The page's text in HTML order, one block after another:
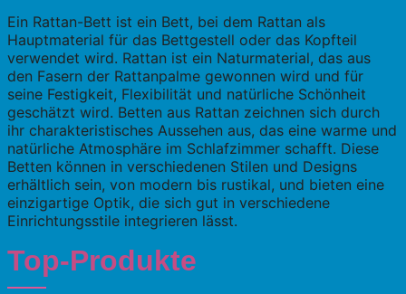
Ein Rattan-Bett ist ein Bett, bei dem Rattan als
Hauptmaterial für das Bettgestell oder das Kopfteil
verwendet wird. Rattan ist ein Naturmaterial, das aus
den Fasern der Rattanpalme gewonnen wird und für
seine Festigkeit, Flexibilität und natürliche Schönheit
geschätzt wird. Betten aus Rattan zeichnen sich durch
ihr charakteristisches Aussehen aus, das eine warme und
natürliche Atmosphäre im Schlafzimmer schafft. Diese
Betten können in verschiedenen Stilen und Designs
erhältlich sein, von modern bis rustikal, und bieten eine
einzigartige Optik, die sich gut in verschiedene
Einrichtungsstile integrieren lässt.
Top-Produkte